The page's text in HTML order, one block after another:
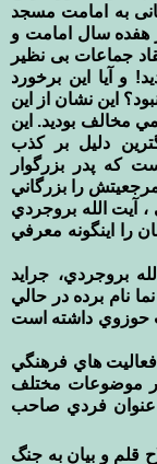
به امامت مسجد
هفده سال امامت و
جماعات بی نظیر
و آيا اين برخورد
اين نشان از اين
مخالف بوديد. اين
دليل بر كذب
كه پدر بزرگوار
را بزرگاني
آيت الله بروجردي
را اينگونه معرفي
بروجردي، جرايد
نام برده در حالي
حوزوي داشته است
فعاليت هاي فرهنگي
موضوعات مختلف
عنوان فردي صاحب
قلم و بيان به جنگ